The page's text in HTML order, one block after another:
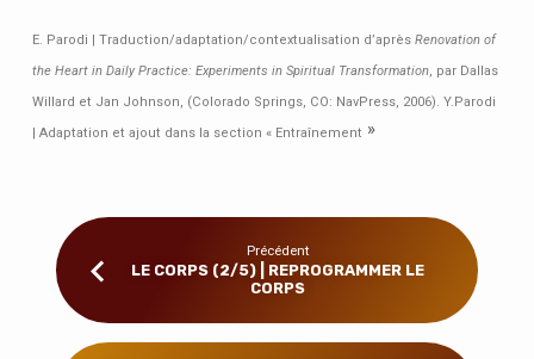
E. Parodi | Traduction/adaptation/contextualisation d’après Renovation of
the Heart in Daily Practice: Experiments in Spiritual Transformation, par Dallas
Willard et Jan Johnson, (Colorado Springs, CO: NavPress, 2006). Y.Parodi
| Adaptation et ajout dans la section « Entraînement »
Précédent
LE CORPS (2/5) | REPROGRAMMER LE
CORPS